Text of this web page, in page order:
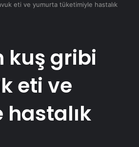
eti ve yumurta tüketimiyle hastalık
kuş gribi
eti ve